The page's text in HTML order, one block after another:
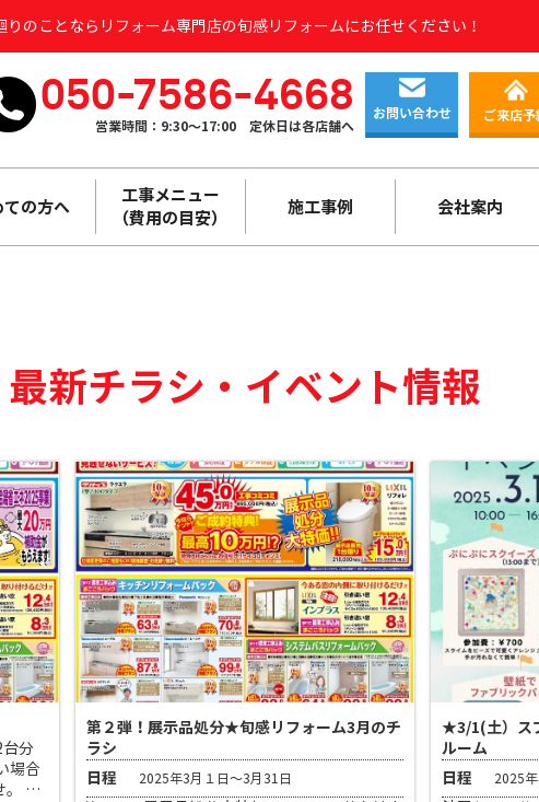
のことならリフォーム専門店の旬感リフォームにお任せください！
050-7586-4668
営業時間：9:30～17:00 定休日は各店舗へ
お問い合わせ ご来店予
ての方へ
工事メニュー
（費用の目安）
施工事例 会社案内
最新チラシ・ イベント情報
分
場合
。 弊
第２弾！展示品処分★旬感リフォーム3月のチ
ラシ
日程
2025年3月１日～3月31日
★3/1(土）ス
ルーム
日程
2025年